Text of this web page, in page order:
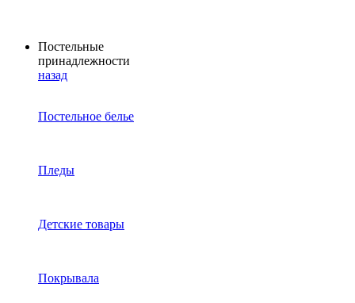
Постельные
принадлежности
назад
Постельное белье
Пледы
Детские товары
Покрывала